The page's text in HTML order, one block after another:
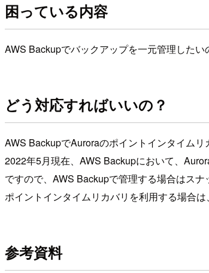
困っている内容
AWS Backupでバックアップを一元管理した
どう対応すればいいの？
AWS BackupでAuroraのポイントインタイムリ
2022年5月現在、AWS Backupにおいて、
ですので、AWS Backupで管理する場合はスナ
ポイントインタイムリカバリを利用する場合
参考資料